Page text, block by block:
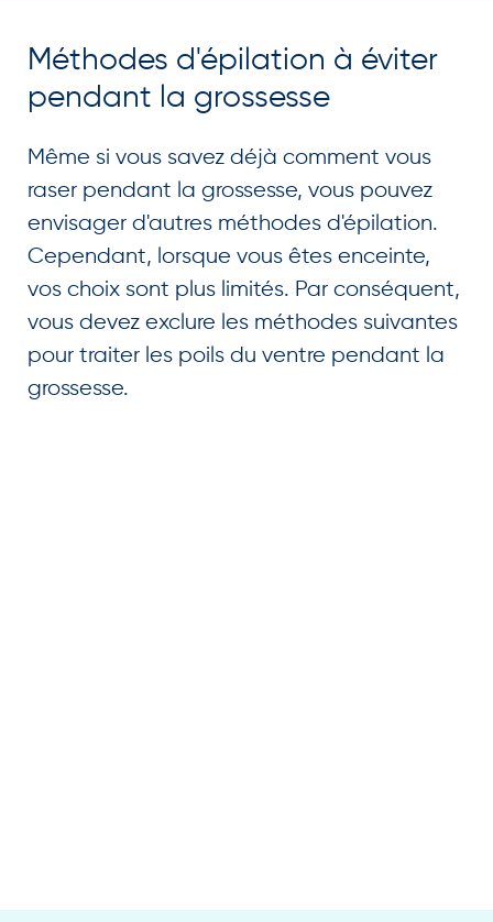
Méthodes d'épilation à éviter
pendant la grossesse
Même si vous savez déjà comment vous
raser pendant la grossesse, vous pouvez
envisager d'autres méthodes d'épilation.
Cependant, lorsque vous êtes enceinte,
vos choix sont plus limités. Par conséquent,
vous devez exclure les méthodes suivantes
pour traiter les poils du ventre pendant la
grossesse.